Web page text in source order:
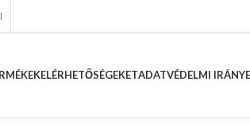
ELÉRHETŐSÉGEKETADATVÉDELMI